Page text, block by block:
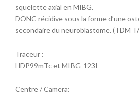
squelette axial en MIBG.
DONC récidive sous la forme d’une
secondaire du neuroblastome. (TDM
Traceur :
HDP99mTc et MIBG-123I
Centre / Camera: